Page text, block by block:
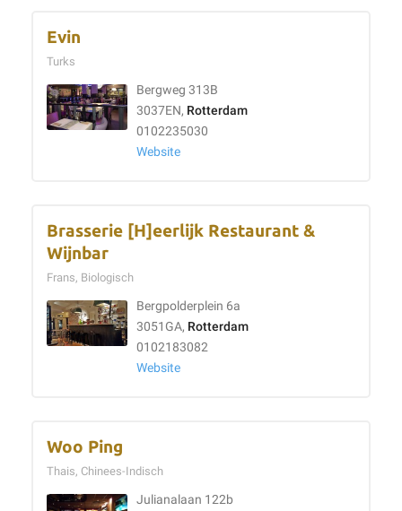
Evin
Turks
Bergweg 313B
3037EN, Rotterdam
0102235030
Website
Brasserie [H]eerlijk Restaurant &
Wijnbar
Frans, Biologisch
Bergpolderplein 6a
3051GA, Rotterdam
0102183082
Website
Woo Ping
Thais, Chinees-Indisch
Julianalaan 122b